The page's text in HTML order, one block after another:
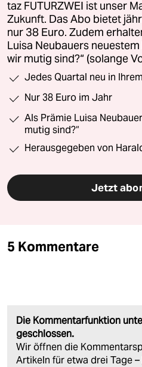
taz FUTURZWEI ist unser
Zukunft. Das Abo bietet
nur 38 Euro. Zudem
Luisa Neubauers neuestem
wir mutig sind?“ (solange
Jedes Quartal neu in
Nur 38 Euro im Jahr
Als Prämie Luisa
mutig sind?“
Herausgegeben von
Jetzt
5 Kommentare
Die Kommentarfunktion
geschlossen.
Wir öffnen die
Artikeln für etwa drei Tage –